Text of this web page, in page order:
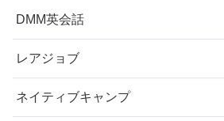
DMM英会話
レアジョブ
ネイティブキャンプ